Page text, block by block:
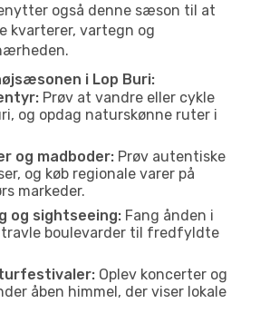
også denne sæson til at
kvarterer, vartegn og
i Lop Buri:
Prøv at vandre eller cykle
og opdag naturskønne ruter i
og madboder: Prøv autentiske
og køb regionale varer på
markeder.
og sightseeing: Fang ånden i
travle boulevarder til fredfyldte
Oplev koncerter og
åben himmel, der viser lokale